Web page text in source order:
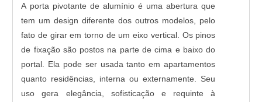
A porta pivotante de alumínio é uma abertura que
tem um design diferente dos outros modelos, pelo
fato de girar em torno de um eixo vertical. Os pinos
de fixação são postos na parte de cima e baixo do
portal. Ela pode ser usada tanto em apartamentos
quanto residências, interna ou externamente. Seu
uso gera elegância, sofisticação e requinte à